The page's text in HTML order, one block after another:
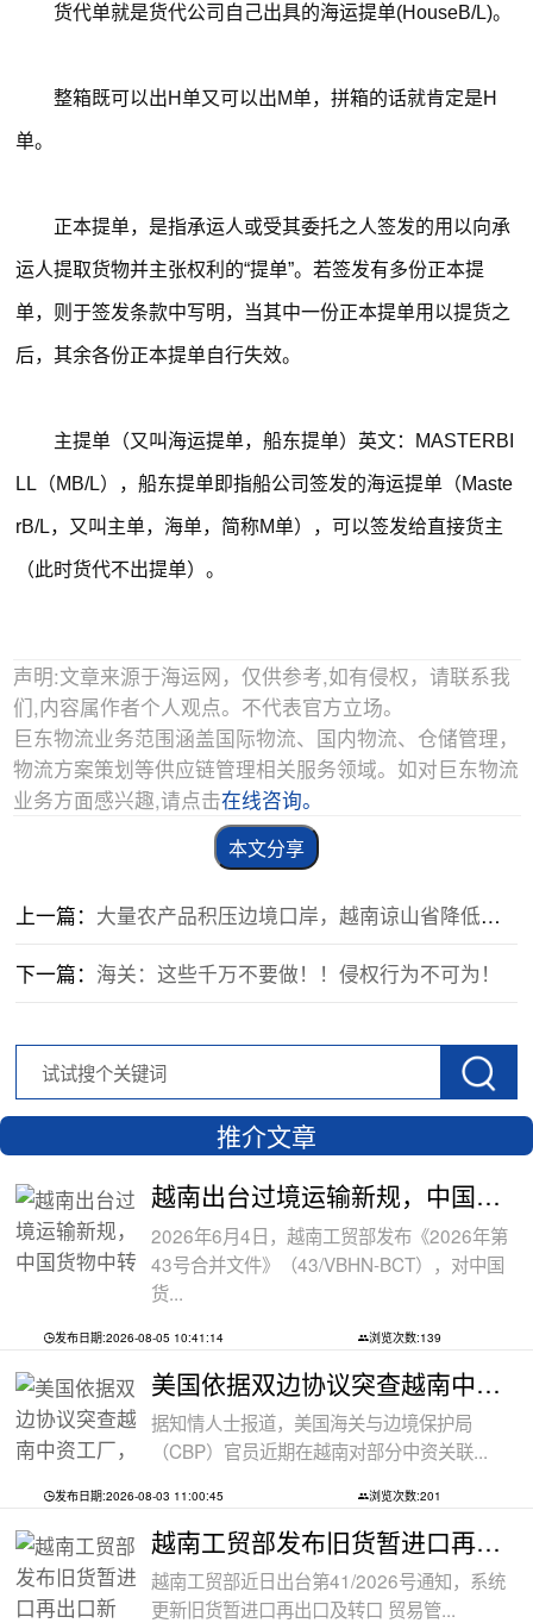
货代单就是货代公司自己出具的海运提单(HouseB/L)。
整箱既可以出H单又可以出M单，拼箱的话就肯定是H
单。
正本提单，是指承运人或受其委托之人签发的用以向承
运人提取货物并主张权利的“提单”。若签发有多份正本提
单，则于签发条款中写明，当其中一份正本提单用以提货之
后，其余各份正本提单自行失效。
主提单（又叫海运提单，船东提单）英文：MASTERBI
LL（MB/L），船东提单即指船公司签发的海运提单（Maste
rB/L，又叫主单，海单，简称M单），可以签发给直接货主
（此时货代不出提单）。
声明:文章来源于海运网，仅供参考,如有侵权，请联系我
们,内容属作者个人观点。不代表官方立场。
巨东物流业务范围涵盖国际物流、国内物流、仓储管理，
物流方案策划等供应链管理相关服务领域。如对巨东物流
业务方面感兴趣,请点击在线咨询。
本文分享
上一篇： 大量农产品积压边境口岸，越南谅山省降低多项服务费支持企业出口
下一篇： 海关：这些千万不要做！！侵权行为不可为！
推介文章
越南出台过境运输新规，中国货物中转通
2026年6月4日，越南工贸部发布《2026年第
43号合并文件》（43/VBHN-BCT），对中国
货...
发布日期:2026-08-05 10:41:14 浏览次数:139
美国依据双边协议突查越南中资工厂，三
据知情人士报道，美国海关与边境保护局
（CBP）官员近期在越南对部分中资关联...
发布日期:2026-08-03 11:00:45 浏览次数:201
越南工贸部发布旧货暂进口再出口新规：
越南工贸部近日出台第41/2026号通知，系统
更新旧货暂进口再出口及转口 贸易管...